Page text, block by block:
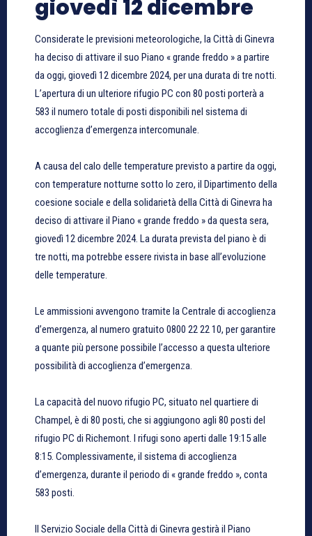
giovedì 12 dicembre
Considerate le previsioni meteorologiche, la Città di Ginevra
ha deciso di attivare il suo Piano « grande freddo » a partire
da oggi, giovedì 12 dicembre 2024, per una durata di tre notti.
L’apertura di un ulteriore rifugio PC con 80 posti porterà a
583 il numero totale di posti disponibili nel sistema di
accoglienza d’emergenza intercomunale.
A causa del calo delle temperature previsto a partire da oggi,
con temperature notturne sotto lo zero, il Dipartimento della
coesione sociale e della solidarietà della Città di Ginevra ha
deciso di attivare il Piano « grande freddo » da questa sera,
giovedì 12 dicembre 2024. La durata prevista del piano è di
tre notti, ma potrebbe essere rivista in base all’evoluzione
delle temperature.
Le ammissioni avvengono tramite la Centrale di accoglienza
d’emergenza, al numero gratuito 0800 22 22 10, per garantire
a quante più persone possibile l’accesso a questa ulteriore
possibilità di accoglienza d’emergenza.
La capacità del nuovo rifugio PC, situato nel quartiere di
Champel, è di 80 posti, che si aggiungono agli 80 posti del
rifugio PC di Richemont. I rifugi sono aperti dalle 19:15 alle
8:15. Complessivamente, il sistema di accoglienza
d’emergenza, durante il periodo di « grande freddo », conta
583 posti.
Il Servizio Sociale della Città di Ginevra gestirà il Piano